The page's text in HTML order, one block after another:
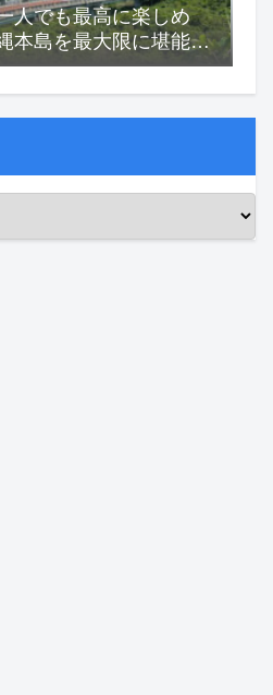
人でも最高に楽しめ
本島を最大限に堪能す